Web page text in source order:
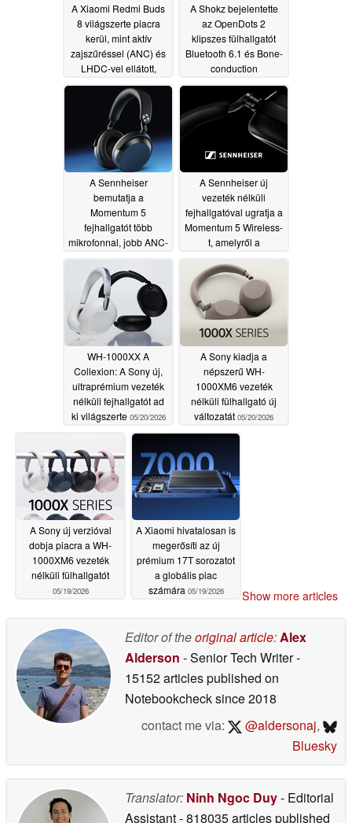
A Xiaomi Redmi Buds
8 világszerte piacra
kerül, mint aktív
zajszűréssel (ANC) és
LHDC-vel ellátott,
kedvező árú fülhallgató
06/21/2026
A Shokz bejelentette
az OpenDots 2
klipszes fülhallgatót
Bluetooth 6.1 és Bone-
conduction
mikrofonokkal06/05/2026
A Sennheiser
bemutatja a
Momentum 5
fejhallgatót több
mikrofonnal, jobb ANC-
vel és cserélhető
akkumulátorral
05/26/2026
A Sennheiser új
vezeték nélküli
fejhallgatóval ugratja a
Momentum 5 Wireless-
t, amelyről a
megjelenés előtt
készültek képek
05/21/2026
WH-1000XX A
Collexion: A Sony új,
ultraprémium vezeték
nélküli fejhallgatót ad
ki világszerte 05/20/2026
A Sony kiadja a
népszerű WH-
1000XM6 vezeték
nélküli fülhallgató új
változatát 05/20/2026
A Sony új verzióval
dobja piacra a WH-
1000XM6 vezeték
nélküli fülhallgatót
05/19/2026
A Xiaomi hivatalosan is
megerősíti az új
prémium 17T sorozatot
a globális piac
számára 05/19/2026 Show more articles
Editor of theoriginal article:Alex
Alderson - Senior Tech Writer-
15152 articles published on
Notebookchecksince 2018
contact me via:
@aldersonaj,
Bluesky
Translator: Ninh Ngoc Duy- Editorial
Assistant- 818035 articles published